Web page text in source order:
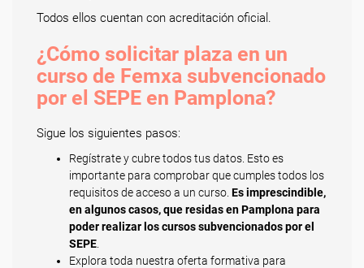
Todos ellos cuentan con acreditación oficial.
¿Cómo solicitar plaza en un
curso de Femxa subvencionado
por el SEPE en Pamplona?
Sigue los siguientes pasos:
Regístrate y cubre todos tus datos. Esto es
importante para comprobar que cumples todos los
requisitos de acceso a un curso. Es imprescindible,
en algunos casos, que residas en Pamplona para
poder realizar los cursos subvencionados por el
SEPE
Explora toda nuestra oferta formativa para